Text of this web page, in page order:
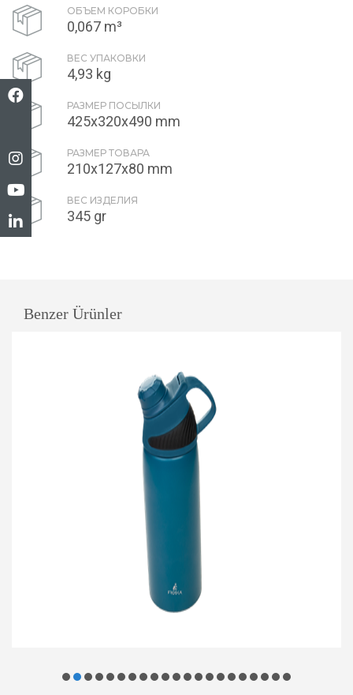
ОБЪЕМ КОРОБКИ
0,067 m³
ВЕС УПАКОВКИ
4,93 kg
РАЗМЕР ПОСЫЛКИ
425x320x490 mm
РАЗМЕР ТОВАРА
210x127x80 mm
ВЕС ИЗДЕЛИЯ
345 gr
Benzer Ürünler